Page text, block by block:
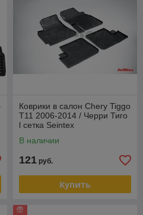
Коврики в салон Chery Tiggo
T11 2006-2014 / Черри Тиго
l сетка Seintex
В наличии
121 руб.
Купить